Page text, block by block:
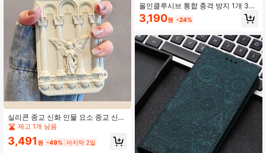
실리콘 종교 신화 인물 요소 종교 신화
천사 요소 유럽 스타일 3D 천사 입체
성 갤럭시 S24 울트라 S23 울트라 15
재고 1개 남음
3,491 원 -49% 마지막 2일
올인클루시브 통합 충격 방지 1개 360
도 전신 보호 케이스 아이폰 15 14 13
12 11 프로 맥스 플러스 X Xs Xr / 갤럭
라 플러스 FE 통합 스크린 및 후면 커
버 투명 양면 보호 방수 낙하 방지 스
크래치 방지 전문가용 사무실
3,190원 -24%